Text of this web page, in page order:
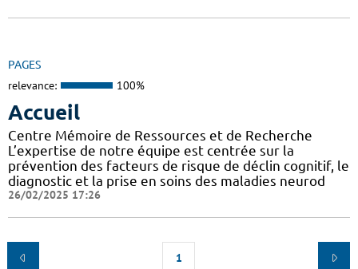
PAGES
relevance: 100%
Accueil
Centre Mémoire de Ressources et de Recherche
L’expertise de notre équipe est centrée sur la
prévention des facteurs de risque de déclin cognitif, le
diagnostic et la prise en soins des maladies neurod
26/02/2025 17:26
1